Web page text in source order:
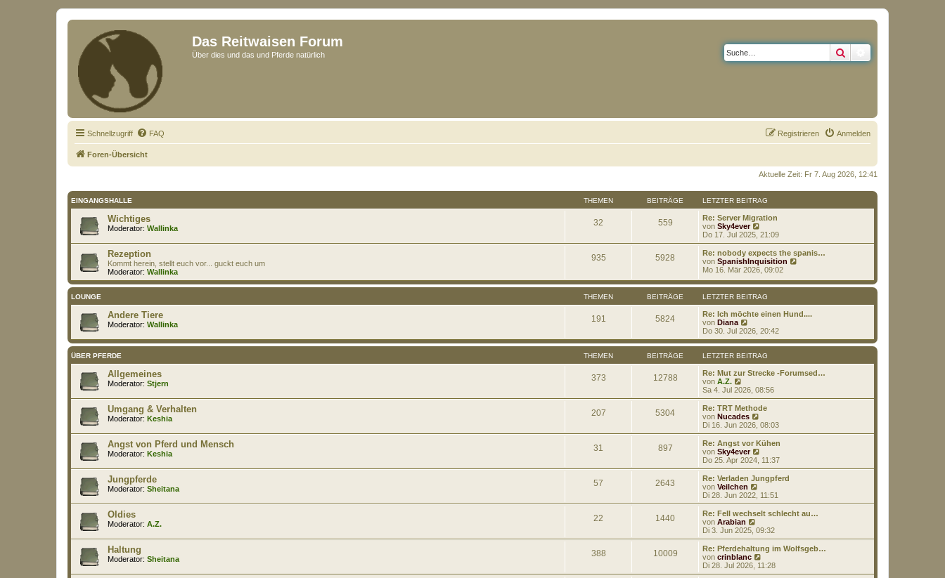
Das Reitwaisen Forum
Über dies und das und Pferde natürlich
Schnellzugriff FAQ Anmelden
Registrieren
Foren-Übersicht
Aktuelle Zeit: Fr 7. Aug 2026, 12:41
EINGANGSHALLE THEMEN BEITRÄGE LETZTER BEITRAG
Wichtiges
Moderator: Wallinka
32 559
Re: Server Migration
von Sky4ever
e
u
e
s
e
r
B
e
t
r
a
g
Do 17. Jul 2025, 21:09
Rezeption
Kommt herein, stellt euch vor... guckt euch um
Moderator: Wallinka
935 5928
Re: nobody expects the spanis…
von SpanishInquisition
e
e
r
i
a
g
Mo 16. Mär 2026, 09:02
LOUNGE THEMEN BEITRÄGE LETZTER BEITRAG
Andere Tiere
Moderator: Wallinka
191 5824
Re: Ich möchte einen Hund....
von Diana
e
u
e
s
t
e
B
e
i
t
r
Do 30. Jul 2026, 20:42
ÜBER PFERDE THEMEN BEITRÄGE LETZTER BEITRAG
Allgemeines
Moderator: Stjern
373 12788
Re: Mut zur Strecke -Forumsed…
von A.Z.
e
u
e
s
t
B
e
i
r
a
g
Sa 4. Jul 2026, 08:56
Umgang & Verhalten
Moderator: Keshia
207 5304
Re: TRT Methode
von Nucades
e
u
e
B
e
i
r
g
Di 16. Jun 2026, 08:03
Angst von Pferd und Mensch
Moderator: Keshia
31 897
Re: Angst vor Kühen
von Sky4ever
e
u
e
t
r
B
e
i
r
a
g
Do 25. Apr 2024, 11:37
Jungpferde
Moderator: Sheitana
57 2643
Re: Verladen Jungpferd
von Veilchen
e
u
e
t
B
e
i
Di 28. Jun 2022, 11:51
Oldies
Moderator: A.Z.
22 1440
Re: Fell wechselt schlecht au…
von Arabian
e
u
e
s
t
Di 3. Jun 2025, 09:32
Haltung
Moderator: Sheitana
388 10009
Re: Pferdehaltung im Wolfsgeb…
von crinblanc
e
u
Di 28. Jul 2026, 11:28